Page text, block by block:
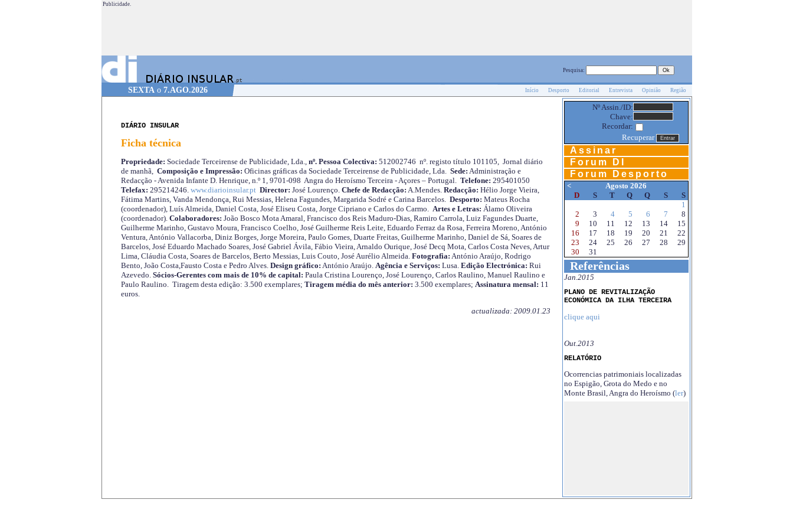
Publicidade.
Pesquisa:
SEXTAo 7.AGO.2026 Início Desporto Editorial Entrevista Opinião Região
DIÁRIO INSULAR
Ficha técnica
Propriedade: Sociedade Terceirense de Publicidade, Lda.,nº. Pessoa Colectiva: 512002746 nº. registo título 101105, Jornal diário
de manhã, Composição e Impressão: Oficinas gráficas da Sociedade Terceirense de Publicidade, Lda. Sede: Administração e
Redacção - Avenida Infante D. Henrique, n.º 1, 9701-098 Angra do Heroísmo Terceira - Açores – Portugal. Telefone: 295401050
Telefax: 295214246. www.diarioinsular.pt Director: José Lourenço. Chefe de Redacção: A.Mendes. Redacção: Hélio Jorge Vieira,
Fátima Martins, Vanda Mendonça, Rui Messias, Helena Fagundes, Margarida Sodré e Carina Barcelos. Desporto: Mateus Rocha
(coordenador), Luís Almeida, Daniel Costa, José Eliseu Costa, Jorge Cipriano e Carlos do Carmo. Artes e Letras: Álamo Oliveira
(coordenador). Colaboradores: João Bosco Mota Amaral, Francisco dos Reis Maduro-Dias, Ramiro Carrola, Luiz Fagundes Duarte,
Guilherme Marinho, Gustavo Moura, Francisco Coelho, José Guilherme Reis Leite, Eduardo Ferraz da Rosa, Ferreira Moreno, António
Ventura, António Vallacorba, Diniz Borges, Jorge Moreira, Paulo Gomes, Duarte Freitas, Guilherme Marinho, Daniel de Sá, Soares de
Barcelos, José Eduardo Machado Soares, José Gabriel Ávila, Fábio Vieira, Arnaldo Ourique, José Decq Mota, Carlos Costa Neves, Artur
Lima, Cláudia Costa, Soares de Barcelos, Berto Messias, Luis Couto, José Aurélio Almeida. Fotografia: António Araújo, Rodrigo
Bento, João Costa,Fausto Costa e Pedro Alves. Design gráfico: António Araújo. Agência e Serviços: Lusa. Edição Electrónica: Rui
Azevedo. Sócios-Gerentes com mais de 10% de capital: Paula Cristina Lourenço, José Lourenço, Carlos Raulino, Manuel Raulino e
Paulo Raulino. Tiragem desta edição: 3.500 exemplares; Tiragem média do mês anterior: 3.500 exemplares; Assinatura mensal: 11
euros.
actualizada: 2009.01.23
Nº Assin./ID:
Chave:
Recordar:
Recuperar
Assinar
Forum DI
Forum Desporto
<
Agosto 2026
D
S T Q Q S
S
1
2
3 4 5 6 7
8
9
10 11 12 13 14
15
16
17 18 19 20 21
22
23
24 25 26 27 28
29
30
31
Referências
Jan.2015
PLANO DE REVITALIZAÇÃO
ECONÓMICA DA ILHA TERCEIRA
clique aqui
Out.2013
RELATÓRIO
Ocorrencias patrimoniais localizadas
no Espigão, Grota do Medo e no
Monte Brasil, Angra do Heroísmo (ler)